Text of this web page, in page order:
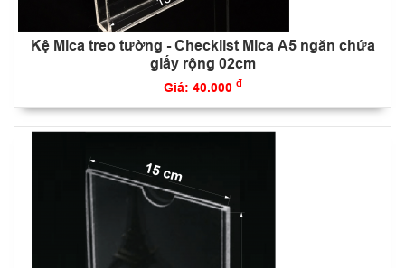
Kệ Mica treo tường - Checklist Mica A5 ngăn chứa
giấy rộng 02cm
Giá: 40.000 đ